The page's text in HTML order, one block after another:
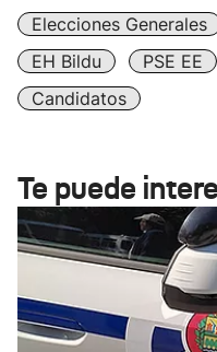
Elecciones Generales
EH Bildu
PSE EE
Candidatos
Te puede